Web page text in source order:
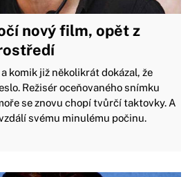
nový film, opět z
komik již několikrát dokázal, že
Režisér oceňovaného snímku
se znovu chopí tvůrčí taktovky. A
svému minulému počinu.